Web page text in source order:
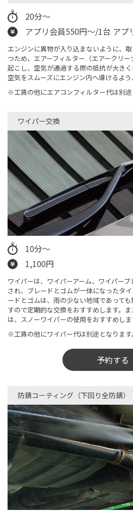
20分～
アプリ会員550円～/1台 ア
エンジンに異物が入り込まないように、
つため、エアーフィルター（エアークリ
起こし、空気が通過する際の抵抗が大き
空気をスムーズにエンジン内へ導けるよう
※工賃の他にエアコンフィルター代は別途
ワイパー交換​
10分～
1,100円
ワイパーは、ワイパーアーム、ワイパー
され、ブレードとゴムが一体になったタ
ードとゴムは、雨の少ない地域であって
すので定期的な交換をおすすめします。
は、スノーワイパーの使用をおすすめしま
※工賃の他にワイパー代は別途となります。
予約する
防錆コーティング（下回り全防錆）​